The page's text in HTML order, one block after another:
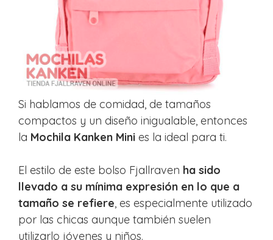
Si hablamos de comidad, de tamaños
compactos y un diseño inigualable, entonces
la Mochila Kanken Mini es la ideal para ti.
El estilo de este bolso Fjallraven ha sido
llevado a su mínima expresión en lo que a
tamaño se refiere, es especialmente utilizado
por las chicas aunque también suelen
utilizarlo jóvenes y niños.